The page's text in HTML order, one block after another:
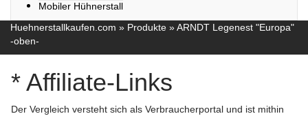
Mobiler Hühnerstall
Huehnerstallkaufen.com » Produkte »ARNDT Legenest "Europa"
-oben-
* Affiliate-Links
Der Vergleich versteht sich als Verbraucherportal und ist mithin